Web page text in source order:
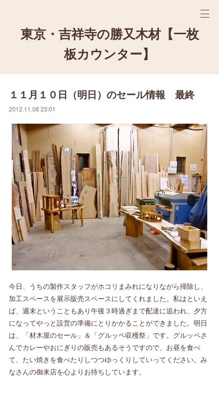
東京・吉祥寺の勝又木材【一枚
板カウンター】
１１月１０日（明日）のセール情報 最終
2012.11.08 23:01
今日、うちの製作スタッフがホコリまみれになりながら掃除し、
加工スペースを展示販売スペースにしてくれました。私はといえ
ば、週末ということもあり午後３時過ぎまで配達に追われ、夕方
になってやっと設営の準備にとりかかることができました。明日
は、「材木屋のセール」＆「グルッペ収穫祭」です。グルッペさ
んでカレーやおにぎりの販売もあるそうですので、お昼を食べ
て、たい焼きを食べたりしつつゆっくりしていってください。み
なさんの御来店を心よりお待ちしています。